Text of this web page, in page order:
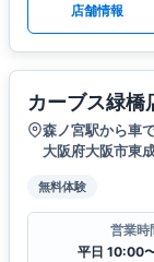
店舗情報
カーブス緑橋
森ノ宮駅から車
大阪府大阪市東
無料体験
営業時
平日 10:00